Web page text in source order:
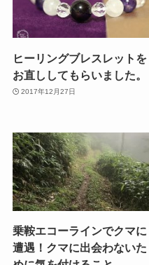
ヒーリングブレスレットを
お直ししてもらいました。
2017年12月27日
乗鞍エコーラインでクマに
遭遇！クマに出会わないた